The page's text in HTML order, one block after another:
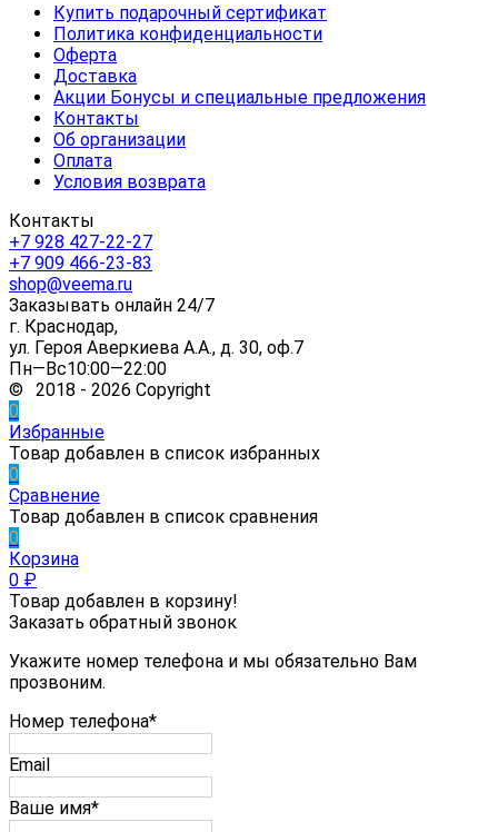
Купить подарочный сертификат
Политика конфиденциальности
Оферта
Доставка
Акции Бонусы и специальные предложения
Контакты
Об организации
Оплата
Условия возврата
Контакты
+7 928 427-22-27
+7 909 466-23-83
shop@veema.ru
Заказывать онлайн 24/7
г. Краснодар,
ул. Героя Аверкиева А.А., д. 30, оф.7
Пн—Вс10:00—22:00
© 2018 - 2026 Copyright
0
Избранные
Товар добавлен в список избранных
0
Сравнение
Товар добавлен в список сравнения
0
Корзина
0 ₽
Товар добавлен в корзину!
Заказать обратный звонок
Укажите номер телефона и мы обязательно Вам
прозвоним.
Номер телефона*
Email
Ваше имя*